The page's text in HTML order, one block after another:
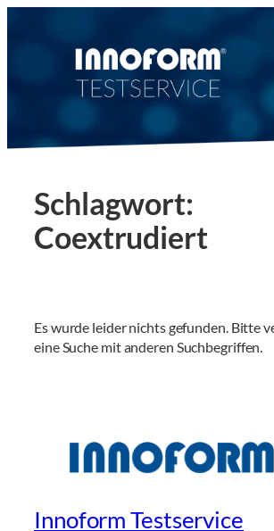
Schlagwort:
Coextrudiert
Es wurde leider nichts gefunden. Bitte
eine Suche mit anderen Suchbegriffen.
Innoform Testservice